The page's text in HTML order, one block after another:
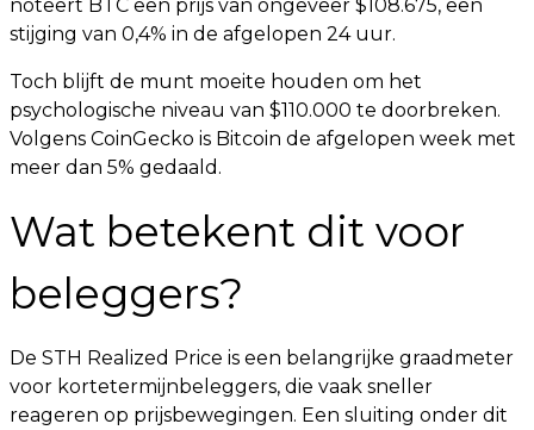
noteert BTC een prijs van ongeveer $108.675, een
stijging van 0,4% in de afgelopen 24 uur.
Toch blijft de munt moeite houden om het
psychologische niveau van $110.000 te doorbreken.
Volgens CoinGecko is Bitcoin de afgelopen week met
meer dan 5% gedaald.
Wat betekent dit voor
beleggers?
De STH Realized Price is een belangrijke graadmeter
voor kortetermijnbeleggers, die vaak sneller
reageren op prijsbewegingen. Een sluiting onder dit